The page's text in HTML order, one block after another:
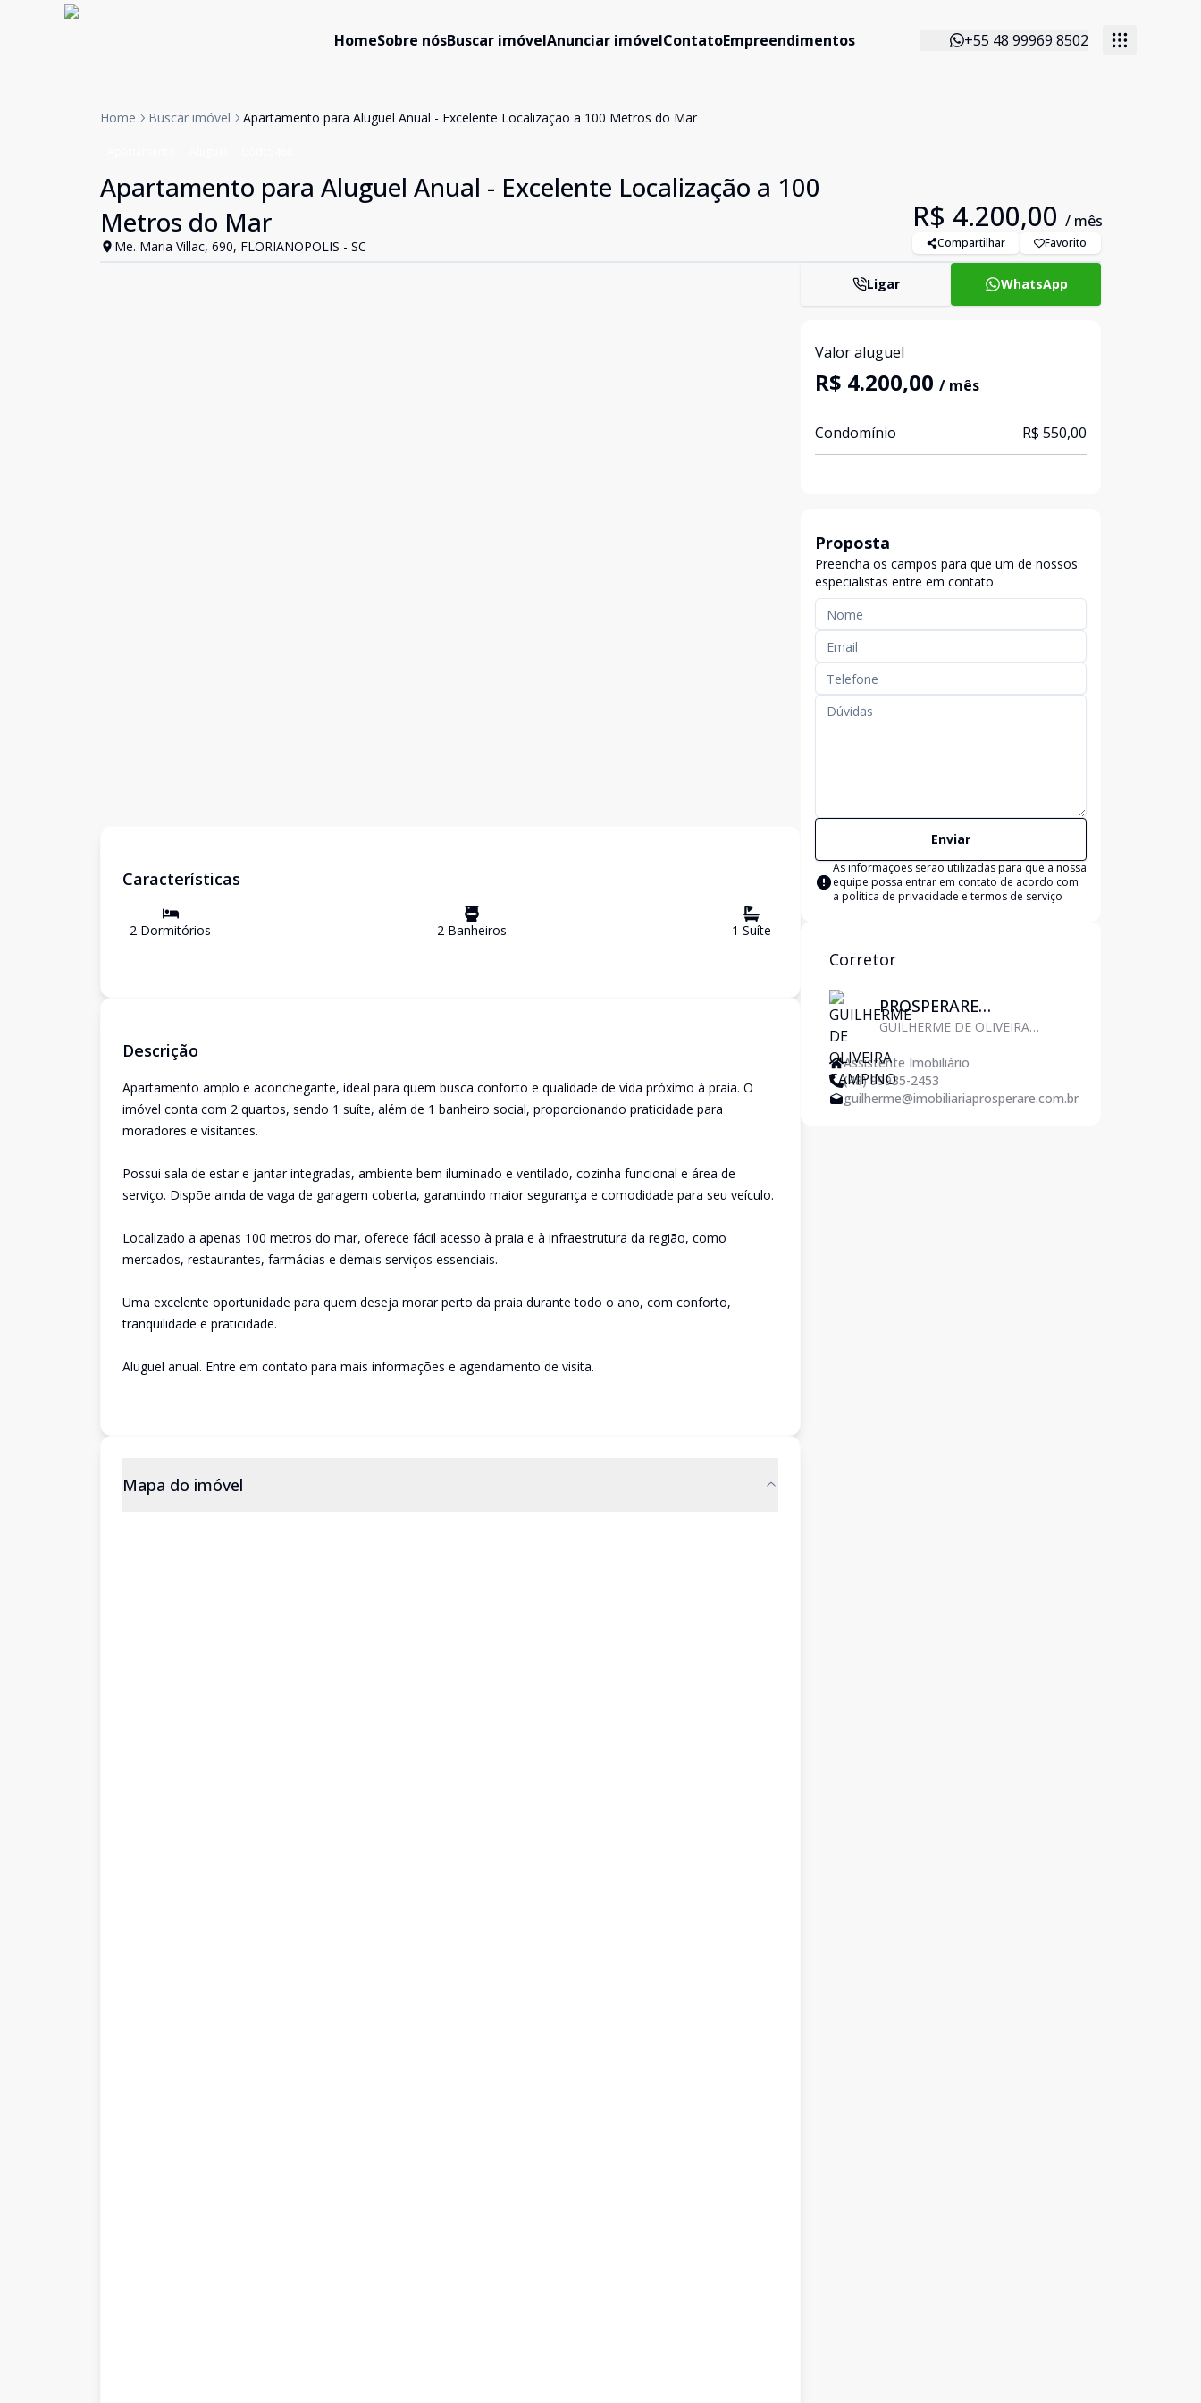
HomeSobre nósBuscar imóvelAnunciar imóvelContatoEmpreendimentos +55 48 99969 8502
Home Buscar imóvel Apartamento para Aluguel Anual - Excelente Localização a 100 Metros do Mar
Apartamento para Aluguel Anual - Excelente Localização a 100
Metros do Mar
Me. Maria Villac, 690, FLORIANOPOLIS - SC
R$ 4.200,00 / mês
Compartilhar Favorito
Características
2 Dormitórios 2Banheiros 1 Suíte
Descrição
Apartamento amplo e aconchegante, ideal para quem busca conforto e qualidade de vida próximo à praia. O
imóvel conta com 2 quartos, sendo 1 suíte, além de 1 banheiro social, proporcionando praticidade para
moradores e visitantes.
Possui sala de estar e jantar integradas, ambiente bem iluminado e ventilado, cozinha funcional e área de
serviço. Dispõe ainda de vaga de garagem coberta, garantindo maior segurança e comodidade para seu veículo.
Localizado a apenas 100 metros do mar, oferece fácil acesso à praia e à infraestrutura da região, como
mercados, restaurantes, farmácias e demais serviços essenciais.
Uma excelente oportunidade para quem deseja morar perto da praia durante todo o ano, com conforto,
tranquilidade e praticidade.
Aluguel anual. Entre em contato para mais informações e agendamento de visita.
Mapa do imóvel
Ligar WhatsApp
Valor aluguel
R$ 4.200,00 / mês
Condomínio R$ 550,00
Proposta
Preencha os campos para que um de nossos
especialistas entre em contato
Enviar
As informações serão utilizadas para que a nossa
equipe possa entrar em contato de acordo com
a política de privacidade e termos de serviço
Corretor
PROSPERARE
IMOBILIÁRIA
GUILHERME DE OLIVEIRA
Assistente Imobiliário
(48) 99935-2453
guilherme@imobiliariaprosperare.com.br